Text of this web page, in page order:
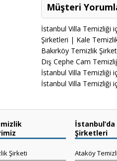
Müşteri
İstanbul Villa Temizliği
Şirketleri | Kale
Bakırköy Temizlik
Dış Cephe Cam
İstanbul Villa Temizliği
İstanbul Villa Temizliği
Şirketi
Şirketleri
Ataköy